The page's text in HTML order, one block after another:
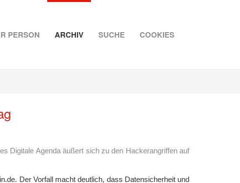
PERSON ARCHIV SUCHE COOKIES
Digitale Agenda äußert sich zu den Hackerangriffen auf
Der Vorfall macht deutlich, dass Datensicherheit und